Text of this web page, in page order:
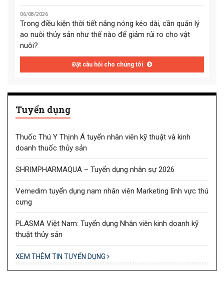
06/08/2026
Trong điều kiện thời tiết nắng nóng kéo dài, cần quản lý
ao nuôi thủy sản như thế nào để giảm rủi ro cho vật
nuôi?
Đặt câu hỏi cho chúng tôi
Tuyển dụng
Thuốc Thú Y Thịnh Á tuyển nhân viên kỹ thuật và kinh
doanh thuốc thủy sản
SHRIMPHARMAQUA – Tuyển dụng nhân sự 2026
Vemedim tuyển dụng nam nhân viên Marketing lĩnh vực thú
cưng
PLASMA Việt Nam: Tuyển dụng Nhân viên kinh doanh kỹ
thuật thủy sản
XEM THÊM TIN TUYỂN DỤNG